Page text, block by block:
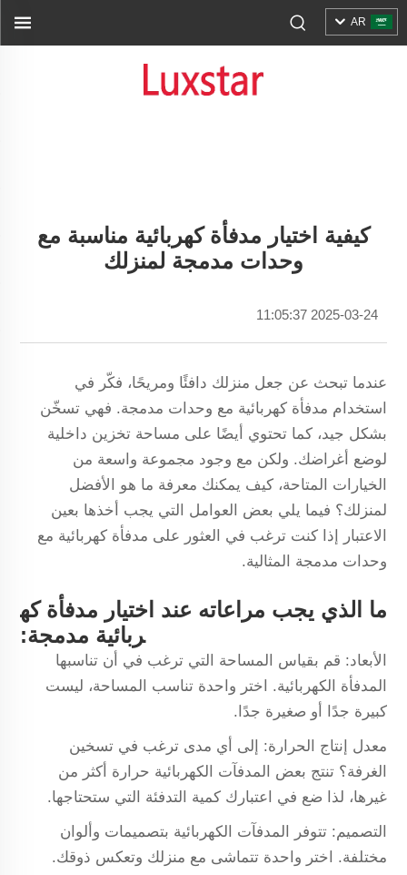
AR
كيفية اختيار مدفأة كهربائية مناسبة مع
وحدات مدمجة لمنزلك
2025-03-24 11:05:37
عندما تبحث عن جعل منزلك دافئًا ومريحًا، فكّر في
استخدام مدفأة كهربائية مع وحدات مدمجة. فهي تسخّن
بشكل جيد، كما تحتوي أيضًا على مساحة تخزين داخلية
لوضع أغراضك. ولكن مع وجود مجموعة واسعة من
الخيارات المتاحة، كيف يمكنك معرفة ما هو الأفضل
لمنزلك؟ فيما يلي بعض العوامل التي يجب أخذها بعين
الاعتبار إذا كنت ترغب في العثور على مدفأة كهربائية مع
وحدات مدمجة المثالية.
ما الذي يجب مراعاته عند اختيار مدفأة كه
ربائية مدمجة:
الأبعاد: قم بقياس المساحة التي ترغب في أن تناسبها
المدفأة الكهربائية. اختر واحدة تناسب المساحة، ليست
كبيرة جدًا أو صغيرة جدًا.
معدل إنتاج الحرارة: إلى أي مدى ترغب في تسخين
الغرفة؟ تنتج بعض المدفآت الكهربائية حرارة أكثر من
غيرها، لذا ضع في اعتبارك كمية التدفئة التي ستحتاجها.
التصميم: تتوفر المدفآت الكهربائية بتصميمات وألوان
مختلفة. اختر واحدة تتماشى مع منزلك وتعكس ذوقك.